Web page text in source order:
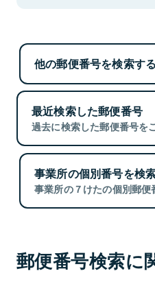
他の郵便番号を検索する
最近検索した郵便番号
過去に検索した郵便番号を
事業所の個別番号を検
事業所の７けたの個別郵便
郵便番号検索に